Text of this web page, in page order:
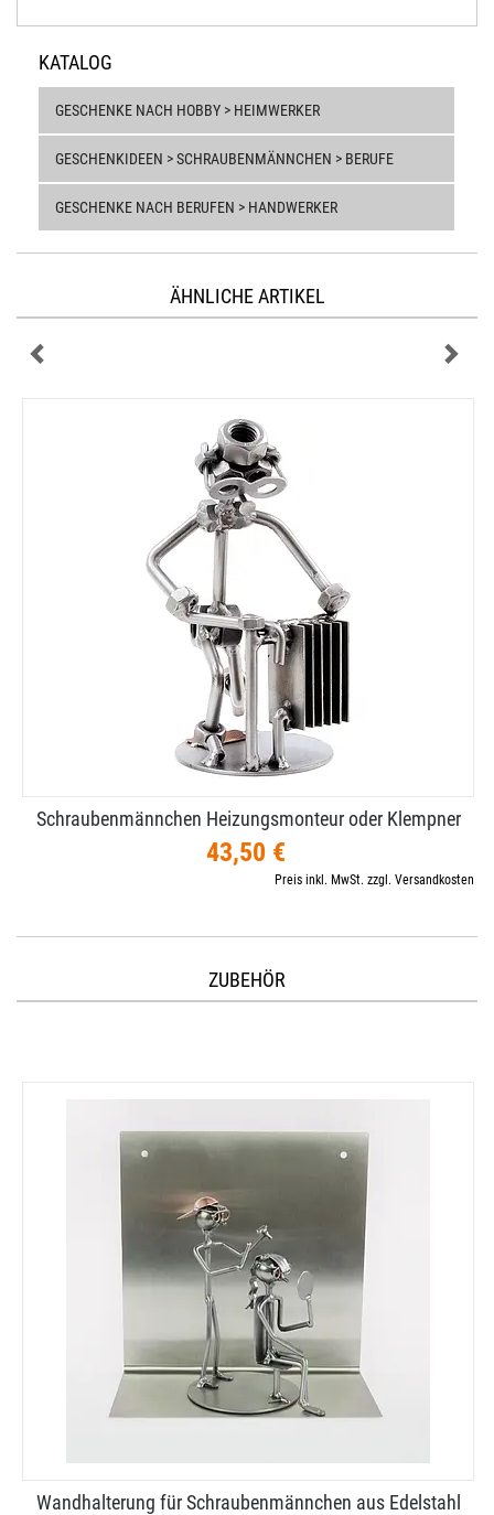
KATALOG
GESCHENKE NACH HOBBY > HEIMWERKER
GESCHENKIDEEN > SCHRAUBENMÄNNCHEN > BERUFE
GESCHENKE NACH BERUFEN > HANDWERKER
ÄHNLICHE ARTIKEL
Schraubenmännchen Heizungsmonteur oder Klempner
43,50 €
Preis inkl. MwSt. zzgl. Versandkosten
ZUBEHÖR
Wandhalterung für Schraubenmännchen aus Edelstahl